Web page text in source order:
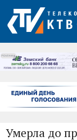
РЕКЛАМА
Умерла до